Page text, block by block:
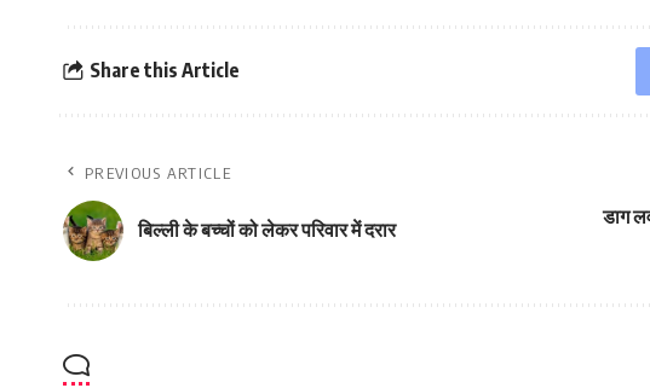
Share this Article
PREVIOUS ARTICLE
बिल्ली के बच्चों को लेकर परिवार में दरार
डाग